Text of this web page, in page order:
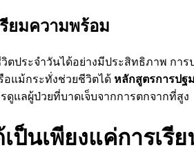
ยมความพร้อม
ประจำวันได้อย่างมีประสิทธิภาพ กา
อแม้กระทั่งช่วยชีวิตได้ หลักสูตรการปฐ
ดูแลผู้ป่วยที่บาดเจ็บจากการตกจากที่สูง
นเพียงแค่การเรี